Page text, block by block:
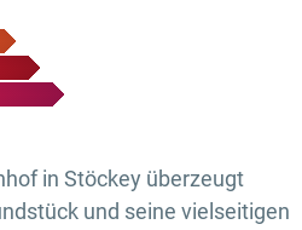
in Stöckey überzeugt
und seine vielseitigen